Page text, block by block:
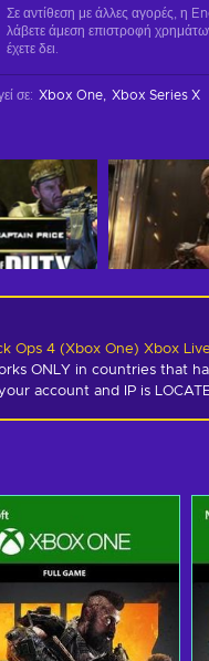
Σε αντίθεση με άλλες αγορές, η
λάβετε άμεση επιστροφή
έχετε δει.
σε: Xbox One Xbox Series X
Ops 4 (Xbox One) Xbox
ONLY in countries that
account and IP is